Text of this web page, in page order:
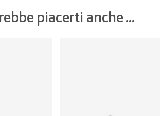
piacerti anche ...